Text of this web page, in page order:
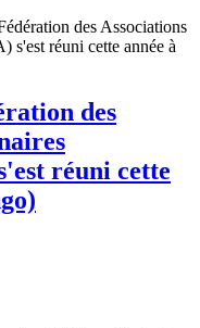
des Associations
s'est réuni cette année à
des
réuni cette